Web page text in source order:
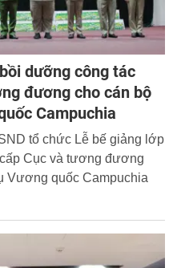
dưỡng công tác
đương cho cán bộ
Campuchia
tổ chức Lễ bế giảng lớp
Cục và tương đương
Vương quốc Campuchia